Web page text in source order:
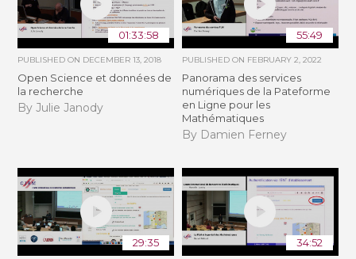
01:33:58
PUBLISHED ON DECEMBER 13, 2018
Open Science et données de
la recherche
By Julie Janody
55:49
PUBLISHED ON FEBRUARY 2, 2022
Panorama des services
numériques de la Pateforme
en Ligne pour les
Mathématiques
By Damien Ferney
29:35 34:52